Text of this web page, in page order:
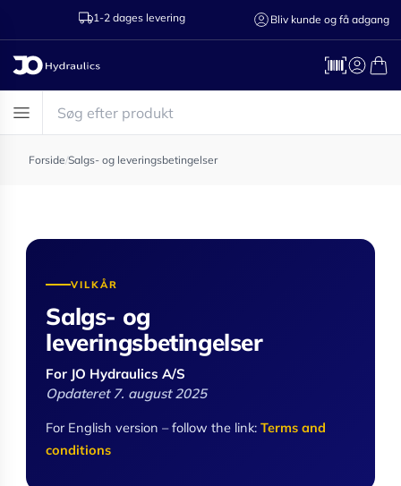
1-2 dages levering Ring til os
Bliv kunde og få adgang
Forside/Salgs- og leveringsbetingelser
VILKÅR
Salgs- og
leveringsbetingelser
For JO Hydraulics A/S
Opdateret 7. august 2025
For English version – follow the link:Terms and
conditions